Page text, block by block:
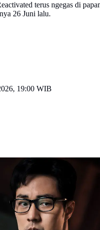
terus ngegas di
26 Juni lalu.
19:00 WIB